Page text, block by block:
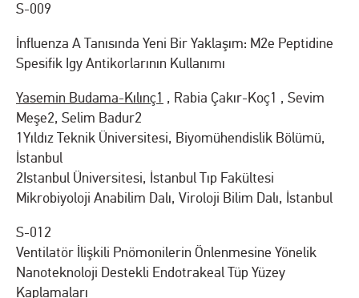
S-009
İnfluenza A Tanısında Yeni Bir Yaklaşım: M2e Peptidine
Spesifik Igy Antikorlarının Kullanımı
Yasemin Budama-Kılınç1 , Rabia Çakır-Koç1 , Sevim
Meşe2, Selim Badur2
1 Yıldız Teknik Üniversitesi, Biyomühendislik Bölümü,
İstanbul
2 Istanbul Üniversitesi, İstanbul Tıp Fakültesi
Mikrobiyoloji Anabilim Dalı, Viroloji Bilim Dalı, İstanbul
S-012
Ventilatör İlişkili Pnömonilerin Önlenmesine Yönelik
Nanoteknoloji Destekli Endotrakeal Tüp Yüzey
Kaplamaları